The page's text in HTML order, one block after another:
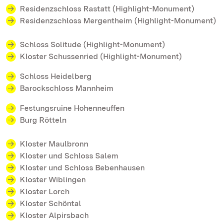
Residenzschloss Rastatt (Highlight-Monument)
Residenzschloss Mergentheim (Highlight-Monument)
Schloss Solitude (Highlight-Monument)
Kloster Schussenried (Highlight-Monument)
Schloss Heidelberg
Barockschloss Mannheim
Festungsruine Hohenneuffen
Burg Rötteln
Kloster Maulbronn
Kloster und Schloss Salem
Kloster und Schloss Bebenhausen
Kloster Wiblingen
Kloster Lorch
Kloster Schöntal
Kloster Alpirsbach